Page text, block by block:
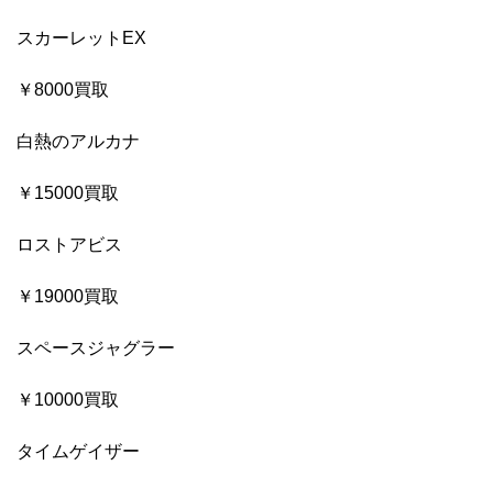
スカーレットEX
￥8000買取
白熱のアルカナ
￥15000買取
ロストアビス
￥19000買取
スペースジャグラー
￥10000買取
タイムゲイザー